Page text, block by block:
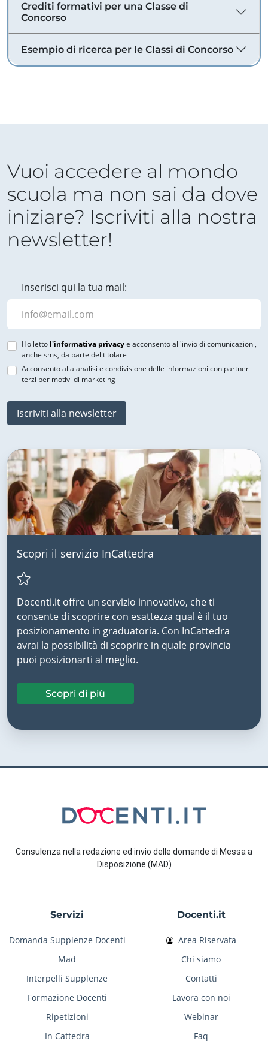
Crediti formativi per una Classe di
Concorso
Esempio di ricerca per le Classi di Concorso
Vuoi accedere al mondo
scuola ma non sai da dove
iniziare? Iscriviti alla nostra
newsletter!
Inserisci qui la tua mail:
Ho letto l'informativa privacye acconsento all'invio di comunicazioni,
anche sms, da parte del titolare
Acconsento alla analisi e condivisione delle informazioni con partner
terzi per motivi di marketing
Iscriviti alla newsletter
Scopri il servizio InCattedra
Docenti.it offre un servizio innovativo, che ti
consente di scoprire con esattezza qual è il tuo
posizionamento in graduatoria. Con InCattedra
avrai la possibilità di scoprire in quale provincia
puoi posizionarti al meglio.
Scopri di più
Consulenza nella redazione ed invio delle domande di Messa a
Disposizione (MAD)
Servizi
Domanda Supplenze Docenti
Mad
Interpelli Supplenze
Formazione Docenti
Ripetizioni
In Cattedra
Docenti.it
Area Riservata
Chi siamo
Contatti
Lavora con noi
Webinar
Faq